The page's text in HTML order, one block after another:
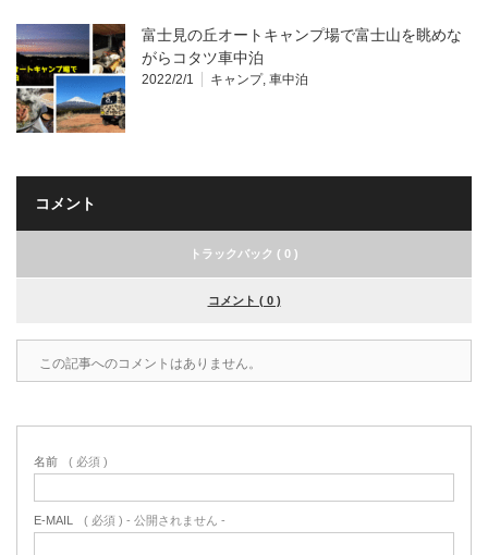
富士見の丘オートキャンプ場で富士山を眺めな
がらコタツ車中泊
2022/2/1 キャンプ, 車中泊
コメント
トラックバック ( 0 )
コメント ( 0 )
この記事へのコメントはありません。
名前 ( 必須 )
E-MAIL ( 必須 ) - 公開されません -